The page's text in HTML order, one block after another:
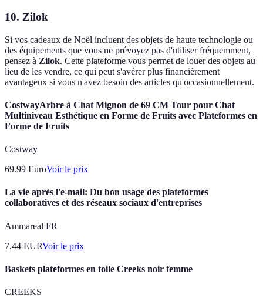
10. Zilok
Si vos cadeaux de Noël incluent des objets de haute technologie ou
des équipements que vous ne prévoyez pas d'utiliser fréquemment,
pensez à Zilok. Cette plateforme vous permet de louer des objets au
lieu de les vendre, ce qui peut s'avérer plus financièrement
avantageux si vous n'avez besoin des articles qu'occasionnellement.
CostwayArbre à Chat Mignon de 69 CM Tour pour Chat
Multiniveau Esthétique en Forme de Fruits avec Plateformes en
Forme de Fruits
Costway
69.99 EuroVoir le prix
La vie après l'e-mail: Du bon usage des plateformes
collaboratives et des réseaux sociaux d'entreprises
Ammareal FR
7.44 EURVoir le prix
Baskets plateformes en toile Creeks noir femme
CREEKS